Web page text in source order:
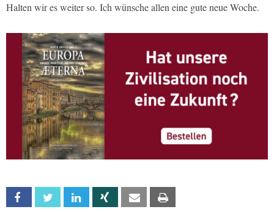
Halten wir es weiter so. Ich wünsche allen eine gute neue Woche.
Facebook Twitter Linkedin Xing Email